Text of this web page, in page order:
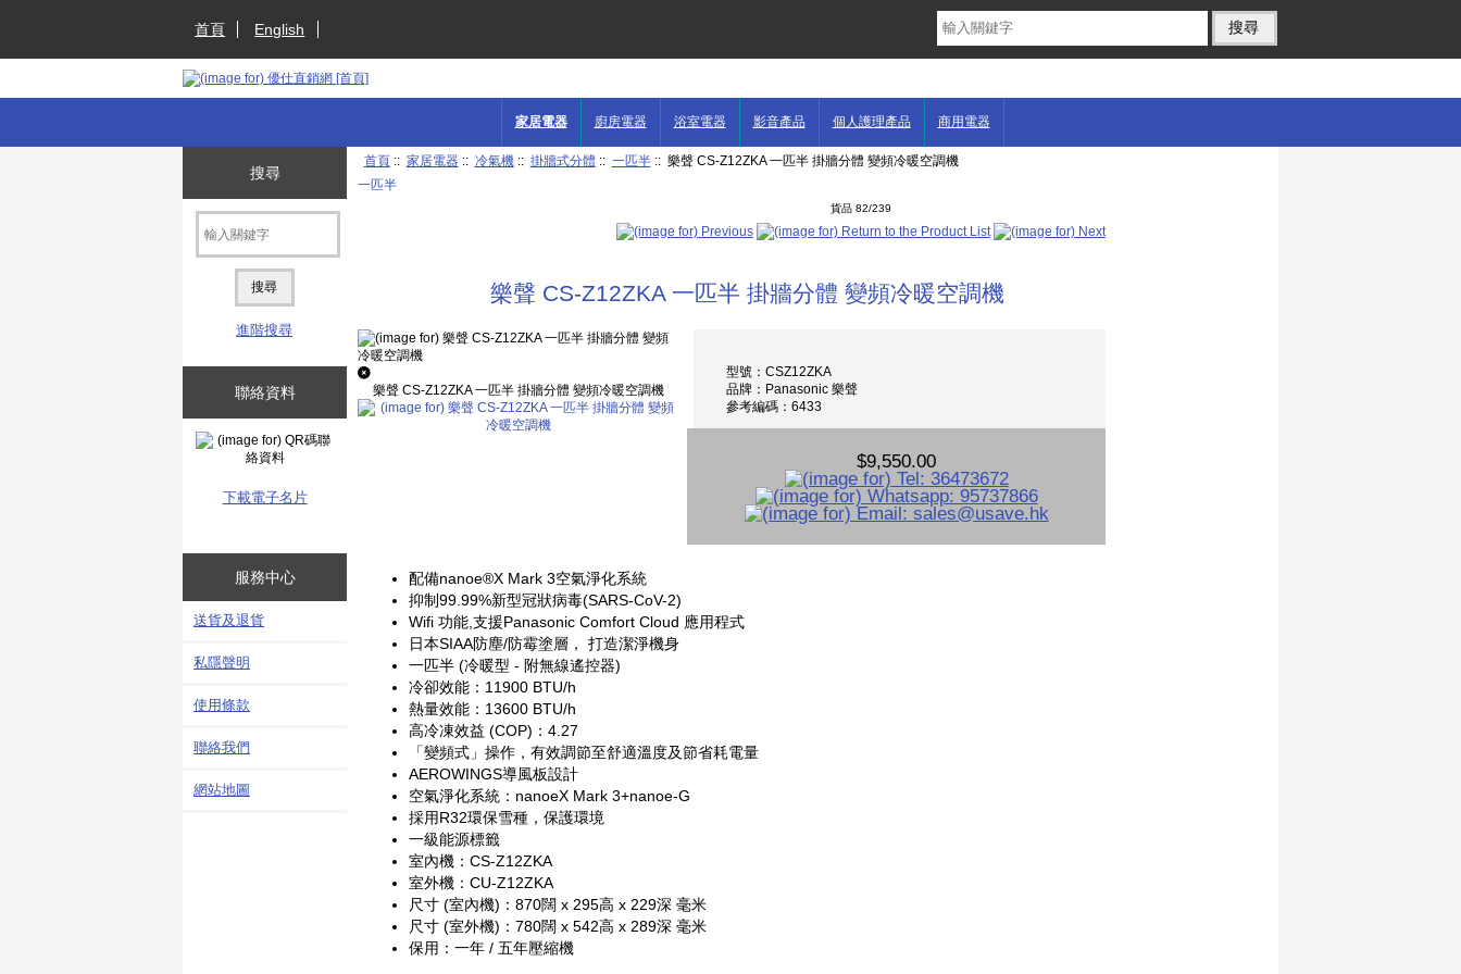
首頁 English
家居電器 廚房電器 浴室電器 影音產品 個人護理產品 商用電器
搜尋
進階搜尋
聯絡資料
下載電子名片
服務中心
送貨及退貨
私隱聲明
使用條款
聯絡我們
網站地圖
首頁:: 家居電器:: 冷氣機:: 掛牆式分體 :: 一匹半:: 樂聲 CS-Z12ZKA 一匹半 掛牆分體 變頻冷暖空調機
一匹半
貨品 82/239
樂聲 CS-Z12ZKA 一匹半 掛牆分體 變頻冷暖空調機
樂聲 CS-Z12ZKA 一匹半 掛牆分體 變頻冷暖空調機
型號：CSZ12ZKA
品牌：Panasonic 樂聲
參考編碼：6433
$9,550.00
配備nanoe®X Mark 3空氣淨化系統
抑制99.99%新型冠狀病毒(SARS-CoV-2)
Wifi 功能,支援Panasonic Comfort Cloud 應用程式
日本SIAA防塵/防霉塗層， 打造潔淨機身
一匹半 (冷暖型 - 附無線遙控器)
冷卻效能：11900 BTU/h
熱量效能：13600 BTU/h
高冷凍效益 (COP)：4.27
「變頻式」操作，有效調節至舒適溫度及節省耗電量
AEROWINGS導風板設計
空氣淨化系統：nanoeX Mark 3+nanoe-G
採用R32環保雪種，保護環境
一級能源標籤
室內機：CS-Z12ZKA
室外機：CU-Z12ZKA
尺寸 (室內機)：870闊 x 295高 x 229深 毫米
尺寸 (室外機)：780闊 x 542高 x 289深 毫米
保用：一年 / 五年壓縮機